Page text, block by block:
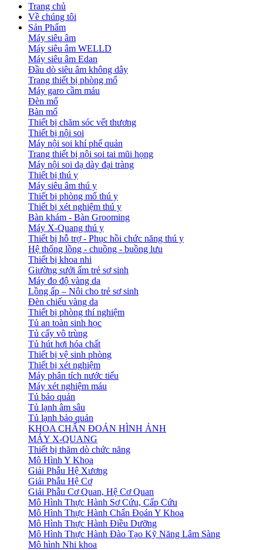
Trang chủ
Về chúng tôi
Sản Phẩm
Máy siêu âm
Máy siêu âm WELLD
Máy siêu âm Edan
Đầu dò siêu âm không dây
Trang thiết bị phòng mổ
Máy garo cầm máu
Đèn mổ
Bàn mổ
Thiết bị chăm sóc vết thương
Thiết bị nội soi
Máy nội soi khí phế quản
Trang thiết bị nội soi tai mũi họng
Máy nội soi dạ dày đại tràng
Thiết bị thú y
Máy siêu âm thú y
Thiết bị phòng mổ thú y
Thiết bị xét nghiệm thú y
Bàn khám - Bàn Grooming
Máy X-Quang thú y
Thiết bị hỗ trợ - Phục hồi chức năng thú y
Hệ thống lồng - chuồng - buồng lưu
Thiết bị khoa nhi
Giường sưởi ấm trẻ sơ sinh
Máy đo độ vàng da
Lồng ấp – Nôi cho trẻ sơ sinh
Đèn chiếu vàng da
Thiết bị phòng thí nghiệm
Tủ an toàn sinh học
Tủ cấy vô trùng
Tủ hút hơi hóa chất
Thiết bị vệ sinh phòng
Thiết bị xét nghiệm
Máy phân tích nước tiểu
Máy xét nghiệm máu
Tủ bảo quản
Tủ lạnh âm sâu
Tủ lạnh bảo quản
KHOA CHẨN ĐOÁN HÌNH ẢNH
MÁY X-QUANG
Thiết bị thăm dò chức năng
Mô Hình Y Khoa
Giải Phẫu Hệ Xương
Giải Phẫu Hệ Cơ
Giải Phẫu Cơ Quan, Hệ Cơ Quan
Mô Hình Thực Hành Sơ Cứu, Cấp Cứu
Mô Hình Thực Hành Chẩn Đoán Y Khoa
Mô Hình Thực Hành Điều Dưỡng
Mô Hình Thực Hành Đào Tạo Kỹ Năng Lâm Sàng
Mô hình Nhi khoa